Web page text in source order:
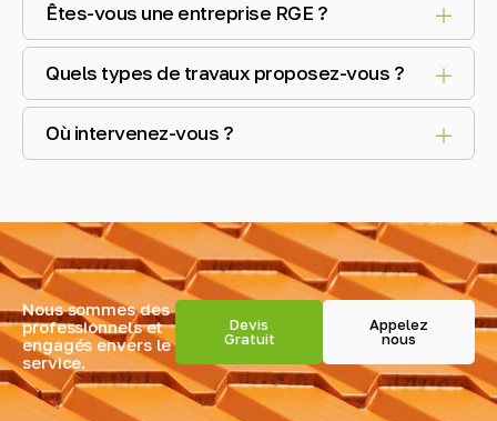
Êtes-vous une entreprise RGE ?
Quels types de travaux proposez-vous ?
Où intervenez-vous ?
Nous sommes des
professionnels et
engagés envers le
service.
Devis
Gratuit
Appelez
nous